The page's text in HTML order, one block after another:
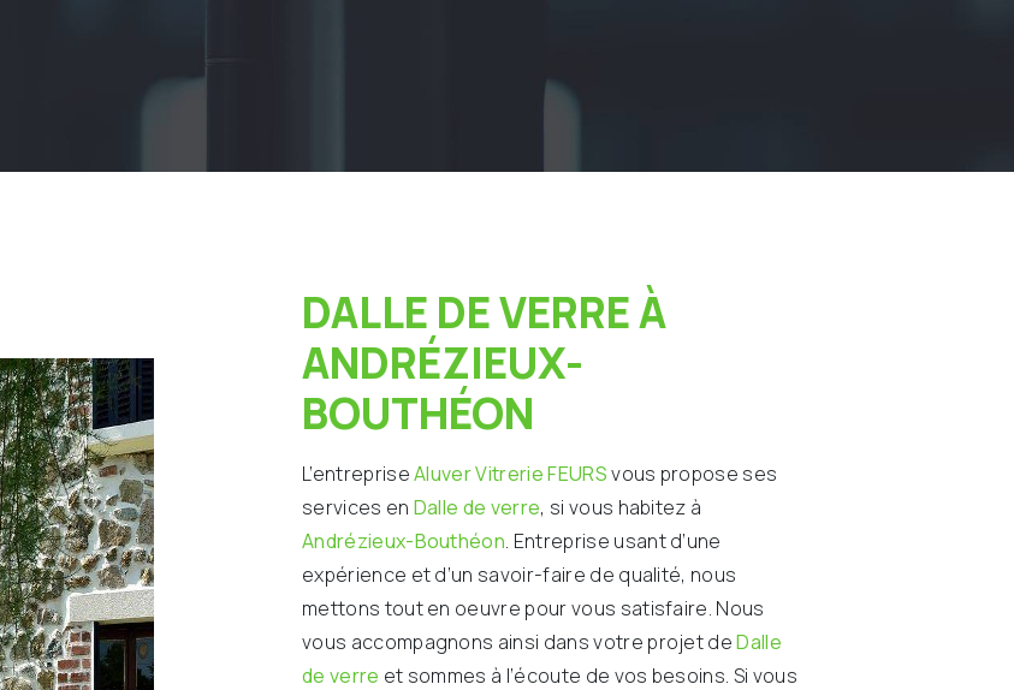
DALLE DE VERRE À
ANDRÉZIEUX-
BOUTHÉON
L’entrepriseAluver Vitrerie FEURSvous propose ses
services en Dalle de verre, si vous habitez à
Andrézieux-Bouthéon. Entreprise usant d’une
expérience et d’un savoir-faire de qualité, nous
mettons tout en oeuvre pour vous satisfaire. Nous
vous accompagnons ainsi dans votre projet deDalle
de verre et sommes à l’écoute de vos besoins. Si vous